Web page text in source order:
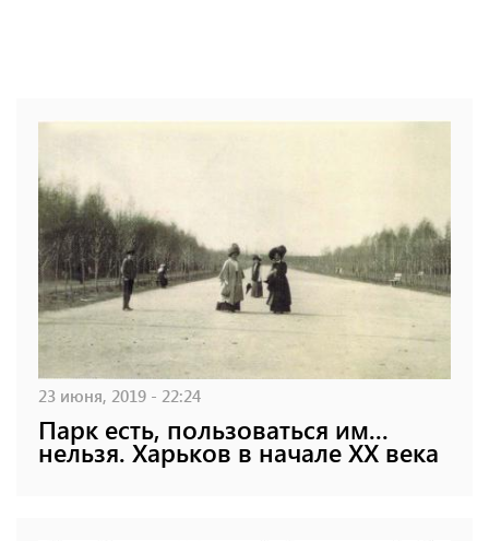
23 июня, 2019 - 22:24
Парк есть, пользоваться им...
нельзя. Харьков в начале XX века